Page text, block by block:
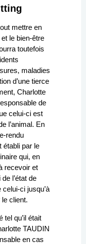
mettre en
le bien-être
toutefois
maladies
d’une tierce
Charlotte
de
celui-ci est
l’animal. En
rendu
établi par le
qui, en
recevoir et
l’état de
ci jusqu’à
client.
tel qu’il était
TAUDIN
en cas